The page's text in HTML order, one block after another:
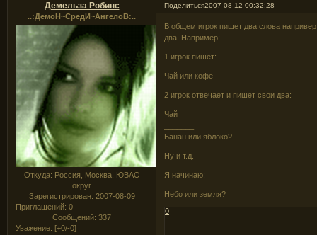
Поделиться2007-08-12 00:32:28
Демельза Робинс
..:ДемоН~СредИ~АнгелоВ:..
Откуда: Россия, Москва, ЮВАО
округ
Зарегистрирован: 2007-08-09
Приглашений: 0
Сообщений: 337
Уважение: [+0/-0]
В общем игрок пишет два слова
два. Например:
1 игрок пишет:
Чай или кофе
2 игрок отвечает и пишет свои два:
Чай
Банан или яблоко?
Ну и т.д.
Я начинаю:
Небо или земля?
0